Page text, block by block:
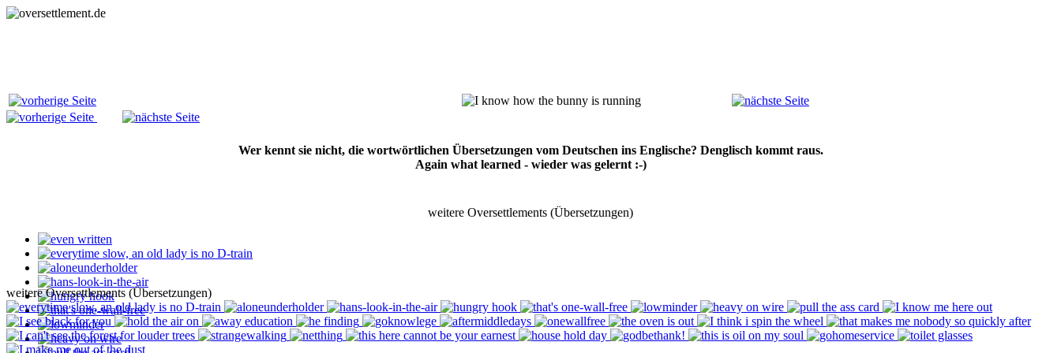
Wer kennt sie nicht, die wortwörtlichen Übersetzungen vom Deutschen ins Englische? Denglisch kommt raus.
Again what learned - wieder was gelernt :-)
weitere Oversettlements (Übersetzungen)
weitere Oversettlements (Übersetzungen)